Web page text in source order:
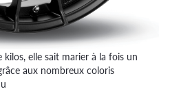
elle sait marier à la fois un
aux nombreux coloris